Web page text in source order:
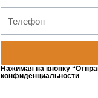
Нажимая на кнопку
конфиденциальности